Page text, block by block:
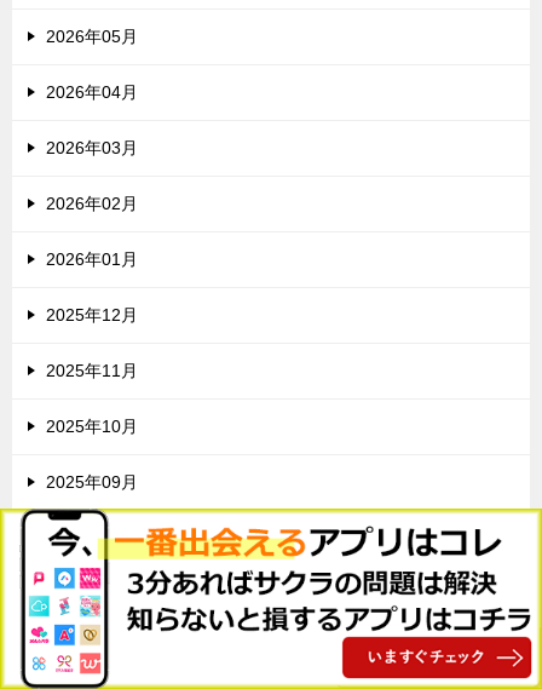
2026年05月
2026年04月
2026年03月
2026年02月
2026年01月
2025年12月
2025年11月
2025年10月
2025年09月
2025年08月
2025年07月
2025年06月